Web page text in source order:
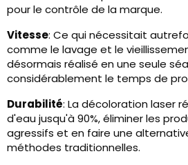
pour le contrôle de la marque.
Vitesse: Ce qui nécessitait
comme le lavage et le
désormais réalisé en une seule
considérablement le temps de
Durabilité: La décoloration laser
d'eau jusqu'à 90%, éliminer les
agressifs et en faire une
méthodes traditionnelles.